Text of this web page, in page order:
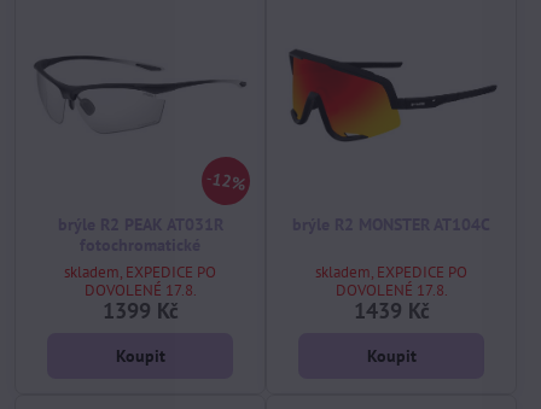
12%
skladem, EXPEDICE PO
DOVOLENÉ 17.8.
1399 Kč
Koupit
skladem, EXPEDICE PO
DOVOLENÉ 17.8.
1439 Kč
Koupit